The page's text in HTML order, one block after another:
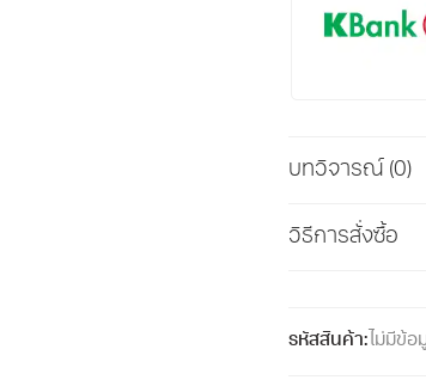
บทวิจารณ์ (0)
วิธีการสั่งซื้อ
รหัสสินค้า: ไม่มีข้อ